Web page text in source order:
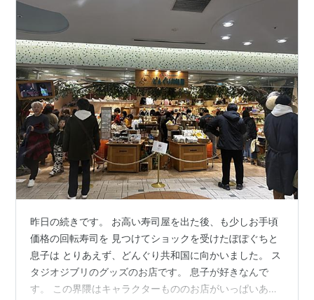
昨日の続きです。 お高い寿司屋を出た後、も少しお手頃
価格の回転寿司を 見つけてショックを受けたぽぽぐちと
息子は とりあえず、どんぐり共和国に向かいました。 ス
タジオジブリのグッズのお店です。 息子が好きなんで
す。 この界隈はキャラクターもののお店がいっぱいあり